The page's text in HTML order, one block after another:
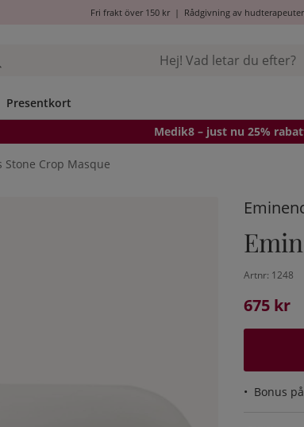
Fri frakt över 150 kr| Rådgivning av hudterapeuter
Presentkort
Medik8 – just nu 25%
Stone Crop Masque
Artnr: 1248
675 kr
• Bonus